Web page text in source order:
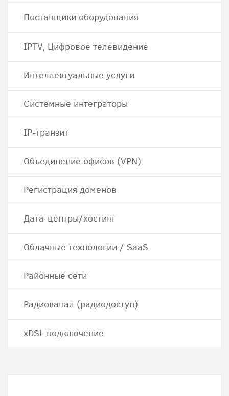
Поставщики оборудования
IPTV, Цифровое телевидение
Интеллектуальные услуги
Системные интеграторы
IP-транзит
Объединение офисов (VPN)
Регистрация доменов
Дата-центры/хостинг
Облачные технологии / SaaS
Районные сети
Радиоканал (радиодоступ)
хDSL подключение